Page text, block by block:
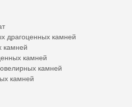
драгоценных камней
камней
камней
камней
камней